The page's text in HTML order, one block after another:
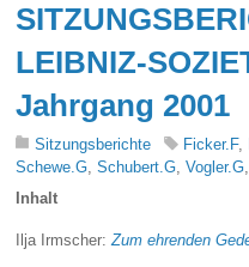
LEIBNIZ-
Jahrgang 2001
Sitzungsberichte Ficker.F,
Schewe.G,Schubert.G,Vogler.G
Inhalt
Ilja Irmscher:Zum ehrenden